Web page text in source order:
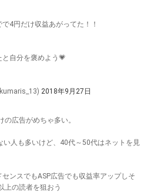
4円だけ収益あがってた！！
自分を褒めよう💗
2018年9月27日
広告がめちゃ多い。
人も多いけど、40代～50代はネットを見
ンスでもASP広告でも収益率アップしそ
上の読者を狙おう